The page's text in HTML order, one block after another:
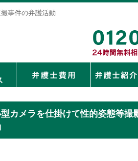
事件の弁護活動
型カメラを仕掛けて性的姿態等撮